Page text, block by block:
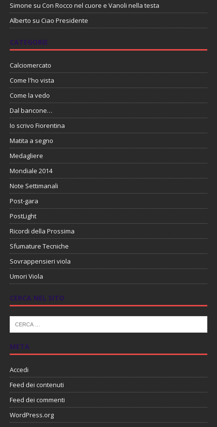
Simone su Con Rocco nel cuore e Vanoli nella testa
Alberto su Ciao Presidente
CATEGORIE
Calciomercato
Come l'ho vista
Come la vedo
Dal bancone…
Io scrivo Fiorentina
Matita a segno
Medagliere
Mondiale 2014
Note Settimanali
Post-gara
PostLight
Ricordi della Prossima
Sfumature Tecniche
Sovrappensieri viola
Umori Viola
CERCA NEL SITO
META
Accedi
Feed dei contenuti
Feed dei commenti
WordPress.org